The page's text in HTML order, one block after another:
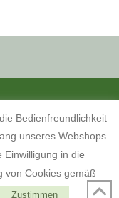
Bedienfreundlichkeit
unseres Webshops
Einwilligung in die
von Cookies gemäß
Zustimmen